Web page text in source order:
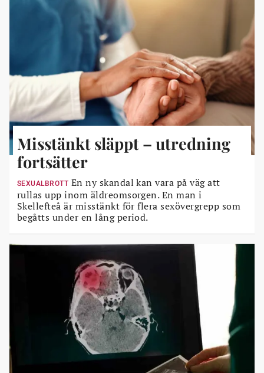
Misstänkt släppt – utredning
fortsätter
SEXUALBROTT En ny skandal kan vara på väg att
rullas upp inom äldreomsorgen. En man i
Skellefteå är misstänkt för flera sexövergrepp som
begåtts under en lång period.